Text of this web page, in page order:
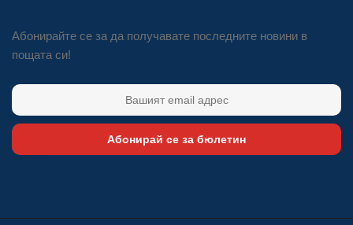
Абонирайте се за да получавате последните новини в
пощата си!
Абонирай се за бюлетин